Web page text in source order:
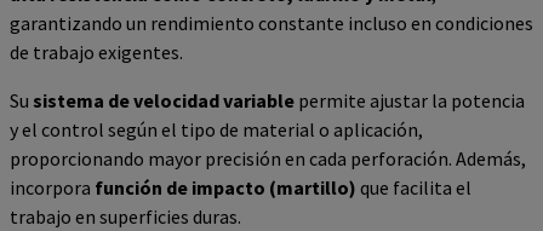
garantizando un rendimiento constante incluso en condiciones
de trabajo exigentes.
Su sistema de velocidad variable permite ajustar la potencia
y el control según el tipo de material o aplicación,
proporcionando mayor precisión en cada perforación. Además,
incorpora función de impacto (martillo) que facilita el
trabajo en superficies duras.